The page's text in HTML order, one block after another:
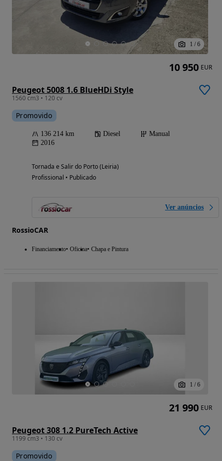
1 / 6
Peugeot 5008 1.6 BlueHDi Style
1560 cm3 • 120 cv
Promovido
136 214 km Diesel
Manual
2016
Tornada e Salir do Porto (Leiria)
Profissional • Publicado
Ver anúncios
RossioCAR
Financiamento Oficina Chapa e Pintura
10 950 EUR
1 / 6
Peugeot 308 1.2 PureTech Active
1199 cm3 • 130 cv
Promovido
21 990 EUR